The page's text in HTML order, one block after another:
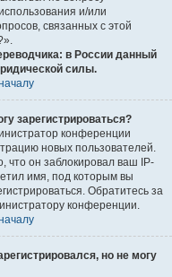
и/или
связанных с этой
в России данный
силы.
зарегистрироваться?
конференции
новых пользователей.
что он заблокировал ваш IP-
имя, под которым вы
Обратитесь за
конференции.
но не могу